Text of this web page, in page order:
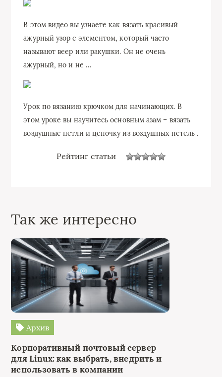
В этом видео вы узнаете как вязать красивый
ажурный узор с элементом, который часто
называют веер или ракушки. Он не очень
ажурный, но и не …
Урок по вязанию крючком для начинающих. В
этом уроке вы научитесь основным азам – вязать
воздушные петли и цепочку из воздушных петель .
Рейтинг статьи
Так же интересно
Архив
Корпоративный почтовый сервер
для Linux: как выбрать, внедрить и
использовать в компании